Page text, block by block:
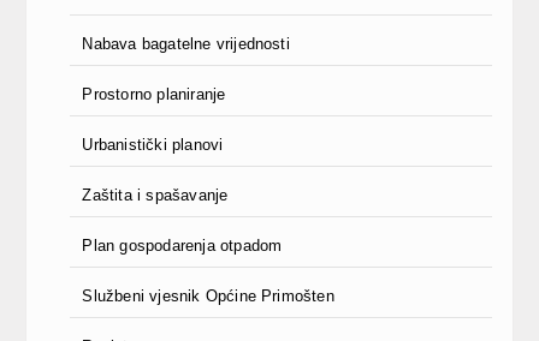
Nabava bagatelne vrijednosti
Prostorno planiranje
Urbanistički planovi
Zaštita i spašavanje
Plan gospodarenja otpadom
Službeni vjesnik Općine Primošten